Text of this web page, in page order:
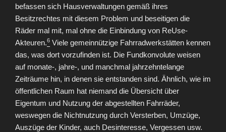
befassen sich Hausverwaltungen gemäß ihres
Besitzrechtes mit diesem Problem und beseitigen die
Räder mal mit, mal ohne die Einbindung von ReUse-
Akteuren.6 Viele gemeinnützige Fahrradwerkstätten kennen
das, was dort vorzufinden ist. Die Fundkonvolute weisen
auf monate-, jahre-, und manchmal jahrzehntelange
Zeiträume hin, in denen sie entstanden sind. Ähnlich, wie im
öffentlichen Raum hat niemand die Übersicht über
Eigentum und Nutzung der abgestellten Fahrräder,
weswegen die Nichtnutzung durch Versterben, Umzüge,
Auszüge der Kinder, auch Desinteresse, Vergessen usw.